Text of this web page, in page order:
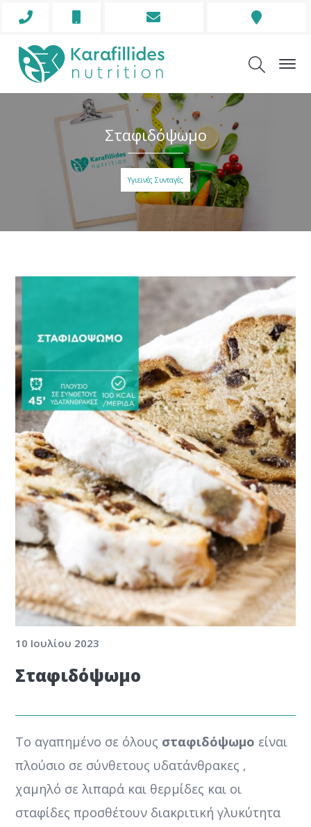
Phone
Envelope
Address
Σταφιδόψωμο
Υγιεινές Συνταγές
10 Ιουλίου 2023
Σταφιδόψωμο
Το αγαπημένο σε όλους σταφιδόψωμο είναι
πλούσιο σε σύνθετους υδατάνθρακες ,
χαμηλό σε λιπαρά και θερμίδες και οι
σταφίδες προσθέτουν διακριτική γλυκύτητα